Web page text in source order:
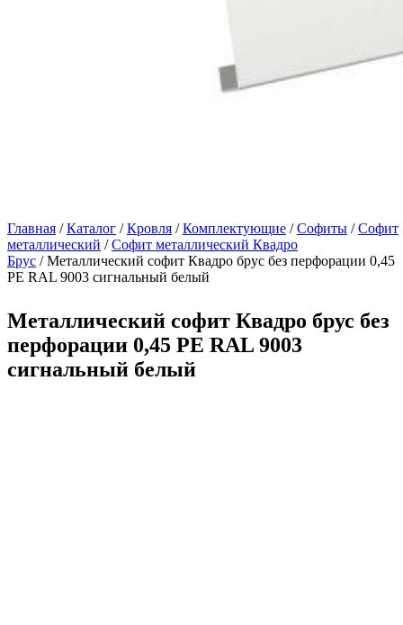
Главная /Каталог /Кровля /Комплектующие /Софиты /Софит
металлический /Софит металлический Квадро
Брус / Металлический софит Квадро брус без перфорации 0,45
PE RAL 9003 сигнальный белый
Металлический софит Квадро брус без
перфорации 0,45 PE RAL 9003
сигнальный белый